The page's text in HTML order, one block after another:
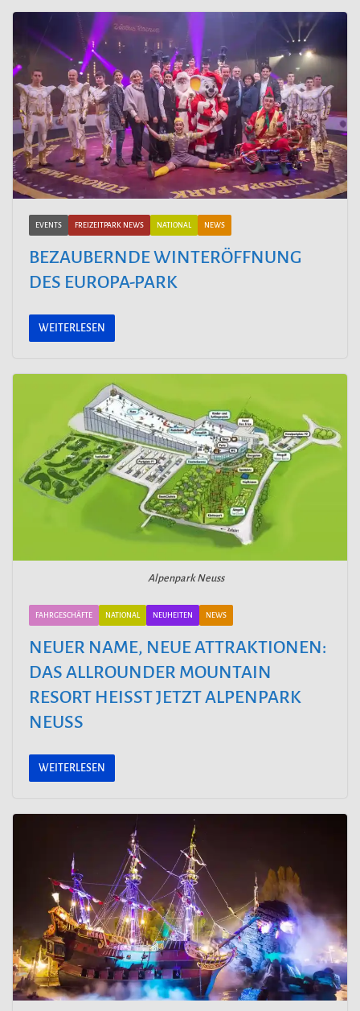
EVENTS FREIZEITPARK NEWS NATIONAL NEWS
BEZAUBERNDE WINTERÖFFNUNG
DES EUROPA-PARK
WEITERLESEN
Alpenpark Neuss
FAHRGESCHÄFTE NATIONAL NEUHEITEN NEWS
NEUER NAME, NEUE ATTRAKTIONEN:
DAS ALLROUNDER MOUNTAIN
RESORT HEISST JETZT ALPENPARK N
EUSS
WEITERLESEN